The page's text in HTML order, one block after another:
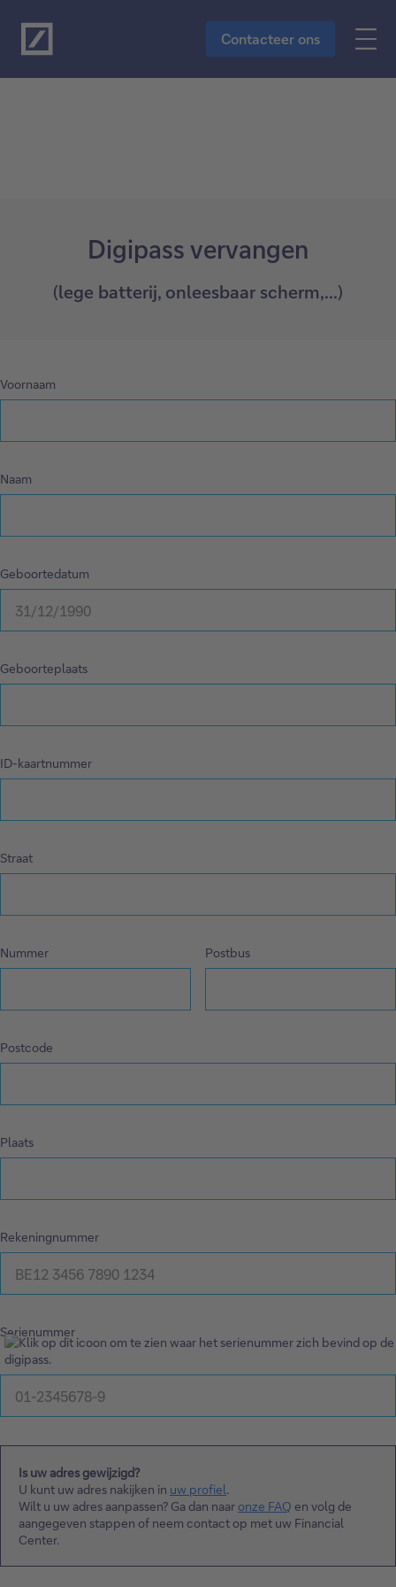
Naar de hoofdinhoud
Contacteer ons
Digipass vervangen
(lege batterij, onleesbaar scherm,...)